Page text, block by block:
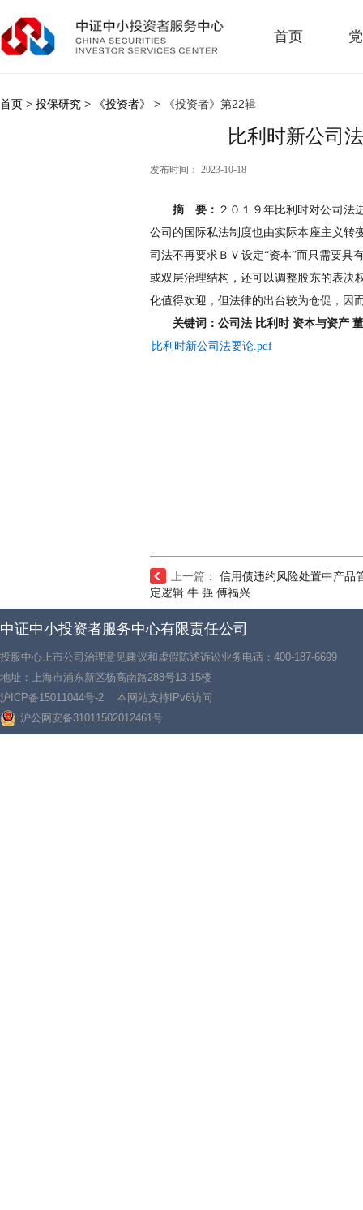
首页
首页 > 投保研究 > 《投资者》 > 《投资者》第22辑
比利时新公司
发布时间： 2023-10-18
摘 要： ２０１９年比利时对公司法
公司的国际私法制度也由实际本座主义转
司法不再要求ＢＶ设定“资本”而只需要具
或双层治理结构，还可以调整股东的表决
化值得欢迎，但法律的出台较为仓促，因
关键词：公司法 比利时 资本与资产
比利时新公司法要论.pdf
上一篇：
信用债违约风险处置中产品
定逻辑 牛 强 傅福兴
中证中小投资者服务中心有限责任公司
投服中心上市公司治理意见建议和虚假陈述诉讼业务电话：400-187-6699
地址：上海市浦东新区杨高南路288号13-15楼
沪ICP备15011044号-2 本网站支持IPv6访问
沪公网安备31011502012461号